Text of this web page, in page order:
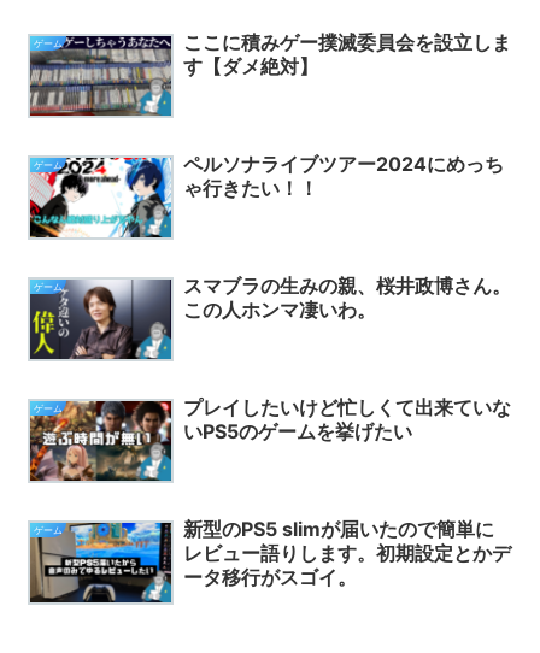
ゲーム
ここに積みゲー撲滅委員会を設立しま
す【ダメ絶対】
ゲーム
ペルソナライブツアー2024にめっち
ゃ行きたい！！
ゲーム
スマブラの生みの親、桜井政博さん。
この人ホンマ凄いわ。
ゲーム
プレイしたいけど忙しくて出来ていな
いPS5のゲームを挙げたい
ゲーム
新型のPS5 slimが届いたので簡単に
レビュー語りします。初期設定とかデ
ータ移行がスゴイ。